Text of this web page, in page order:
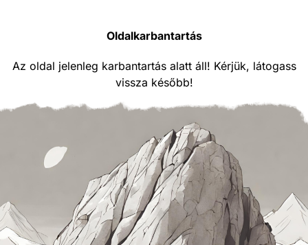
Oldalkarbantartás
Az oldal jelenleg karbantartás alatt áll! Kérjük, látogass
vissza később!